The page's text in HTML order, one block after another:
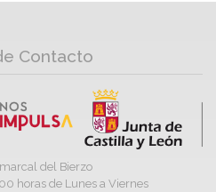
Contacto
del Bierzo
horas de Lunes a Viernes